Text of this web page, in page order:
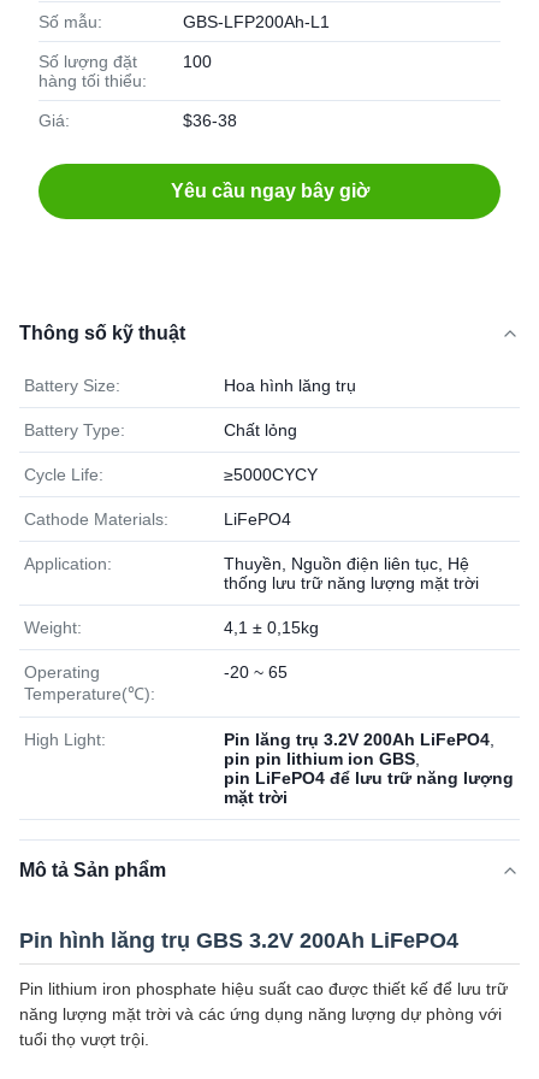
Số mẫu: GBS-LFP200Ah-L1
Số lượng đặt
hàng tối thiểu:
100
Giá: $36-38
Yêu cầu ngay bây giờ
Thông số kỹ thuật
Battery Size: Hoa hình lăng trụ
Battery Type: Chất lỏng
Cycle Life: ≥5000CYCY
Cathode Materials: LiFePO4
Application:
Thuyền, Nguồn điện liên tục, Hệ
thống lưu trữ năng lượng mặt trời
Weight: 4,1 ± 0,15kg
Operating
Temperature(℃):
-20 ~ 65
High Light: Pin lăng trụ 3.2V 200Ah LiFePO4
pin pin lithium ion GBS
pin LiFePO4 để lưu trữ năng lượng
mặt trời
Mô tả Sản phẩm
Pin hình lăng trụ GBS 3.2V 200Ah LiFePO4
Pin lithium iron phosphate hiệu suất cao được thiết kế để lưu trữ
năng lượng mặt trời và các ứng dụng năng lượng dự phòng với
tuổi thọ vượt trội.